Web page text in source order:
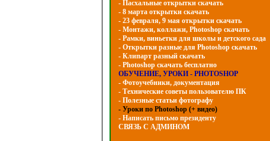
- Пасхальные открытки скачать
- 8 марта открытки скачать
- 23 февраля, 9 мая открытки скачать
- Монтажи, коллажи, Photoshop скачать
- Рамки, виньетки для школы и детского сада
- Открытки разные для Photoshop скачать
- Клипарт разный скачать
- Photoshop скачать бесплатно
ОБУЧЕНИЕ, УРОКИ - PHOTOSHOP
- Фотоучебники, документация
- Технические советы пользователю ПК
- Полезные статьи фотографу
- Уроки по Photoshop (+ видео)
- Написать письмо президенту
СВЯЗЬ С АДМИНОМ